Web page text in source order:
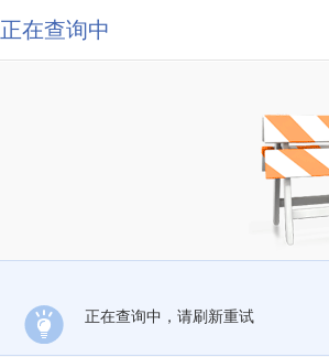
正在查询中
正在查询中，请刷新重试